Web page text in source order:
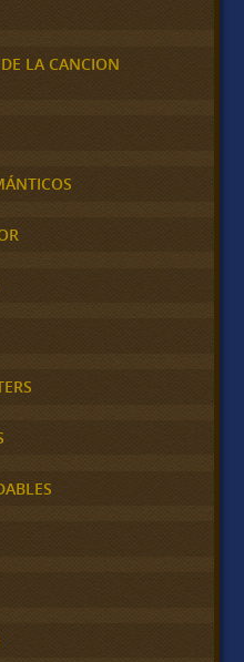
LA CANCION